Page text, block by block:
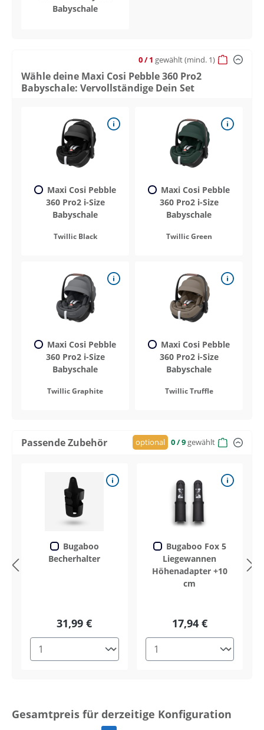
Babyschale
Wähle deine Maxi Cosi Pebble 360 Pro2
Babyschale: Vervollständige Dein Set
0/ 1 gewählt(mind. 1)
Maxi Cosi Pebble
360 Pro2 i-Size
Babyschale
Twillic Black
Maxi Cosi Pebble
360 Pro2 i-Size
Babyschale
Twillic Green
Maxi Cosi Pebble
360 Pro2 i-Size
Babyschale
Twillic Graphite
Maxi Cosi Pebble
360 Pro2 i-Size
Babyschale
Twillic Truffle
Passende Zubehör optional 0/ 9 gewählt
Bugaboo
Becherhalter
31,99 €
Bugaboo Fox 5
Liegewannen
Höhenadapter +10
cm
17,94 €
Gesamtpreis für derzeitige Konfiguration